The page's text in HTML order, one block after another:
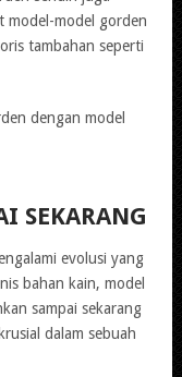
model-model gorden
tambahan seperti
dengan model
SEKARANG
evolusi yang
bahan kain, model
sampai sekarang
dalam sebuah